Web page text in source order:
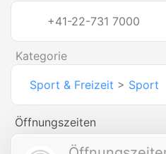
+41-22-731 7000
Kategorie
Sport & Freizeit > Sport
Öffnungszeiten